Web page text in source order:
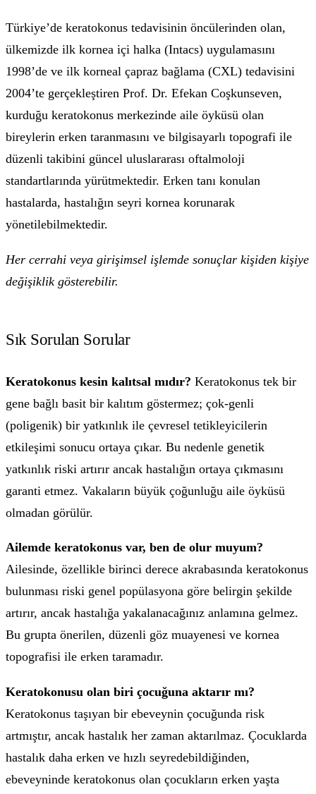
Türkiye’de keratokonus tedavisinin öncülerinden olan,
ülkemizde ilk kornea içi halka (Intacs) uygulamasını
1998’de ve ilk korneal çapraz bağlama (CXL) tedavisini
2004’te gerçekleştiren Prof. Dr. Efekan Coşkunseven,
kurduğu keratokonus merkezinde aile öyküsü olan
bireylerin erken taranmasını ve bilgisayarlı topografi ile
düzenli takibini güncel uluslararası oftalmoloji
standartlarında yürütmektedir. Erken tanı konulan
hastalarda, hastalığın seyri kornea korunarak
yönetilebilmektedir.
Her cerrahi veya girişimsel işlemde sonuçlar kişiden kişiye
değişiklik gösterebilir.
Sık Sorulan Sorular
Keratokonus kesin kalıtsal mıdır? Keratokonus tek bir
gene bağlı basit bir kalıtım göstermez; çok-genli
(poligenik) bir yatkınlık ile çevresel tetikleyicilerin
etkileşimi sonucu ortaya çıkar. Bu nedenle genetik
yatkınlık riski artırır ancak hastalığın ortaya çıkmasını
garanti etmez. Vakaların büyük çoğunluğu aile öyküsü
olmadan görülür.
Ailemde keratokonus var, ben de olur muyum?
Ailesinde, özellikle birinci derece akrabasında keratokonus
bulunması riski genel popülasyona göre belirgin şekilde
artırır, ancak hastalığa yakalanacağınız anlamına gelmez.
Bu grupta önerilen, düzenli göz muayenesi ve kornea
topografisi ile erken taramadır.
Keratokonusu olan biri çocuğuna aktarır mı?
Keratokonus taşıyan bir ebeveynin çocuğunda risk
artmıştır, ancak hastalık her zaman aktarılmaz. Çocuklarda
hastalık daha erken ve hızlı seyredebildiğinden,
ebeveyninde keratokonus olan çocukların erken yaşta